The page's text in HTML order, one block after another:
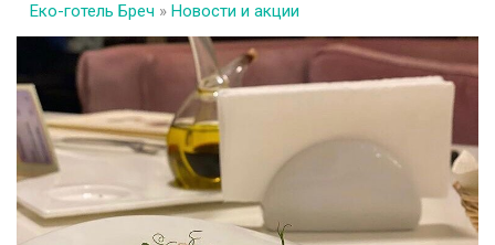
Еко-готель Бреч » Новости и акции